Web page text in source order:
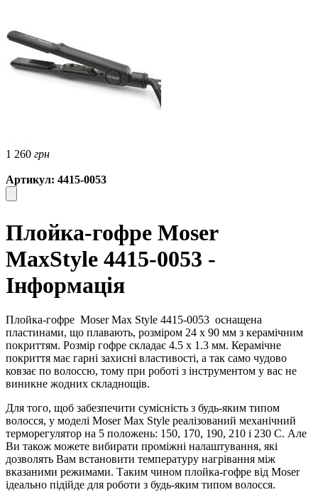
1 260 грн
Артикул: 4415-0053
Плойка-гофре Moser
MaxStyle 4415-0053 -
Інформація
Плойка-гофре Moser Max Style 4415-0053 оснащена
пластинами, що плавають, розміром 24 x 90 мм з керамічним
покриттям. Розмір гофре складає 4.5 х 1.3 мм. Керамічне
покриття має гарні захисні властивості, а так само чудово
ковзає по волоссю, тому при роботі з інструментом у вас не
виникне жодних складнощів.
Для того, щоб забезпечити сумісність з будь-яким типом
волосся, у моделі Moser Max Style реалізований механічний
терморегулятор на 5 положень: 150, 170, 190, 210 і 230 С. Але
Ви також можете вибирати проміжні налаштування, які
дозволять Вам встановити температуру нагрівання між
вказаними режимами. Таким чином плойка-гофре від Moser
ідеально підійде для роботи з будь-яким типом волосся.